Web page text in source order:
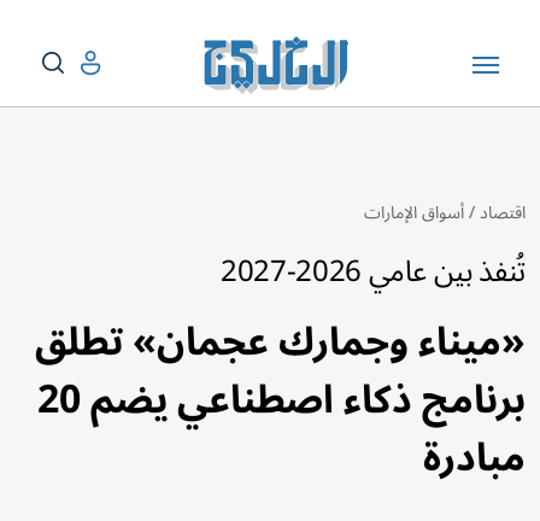
اقتصاد/أسواق الإمارات
تُنفذ بين عامي 2026-2027
«ميناء وجمارك عجمان» تطلق
برنامج ذكاء اصطناعي يضم 20
مبادرة